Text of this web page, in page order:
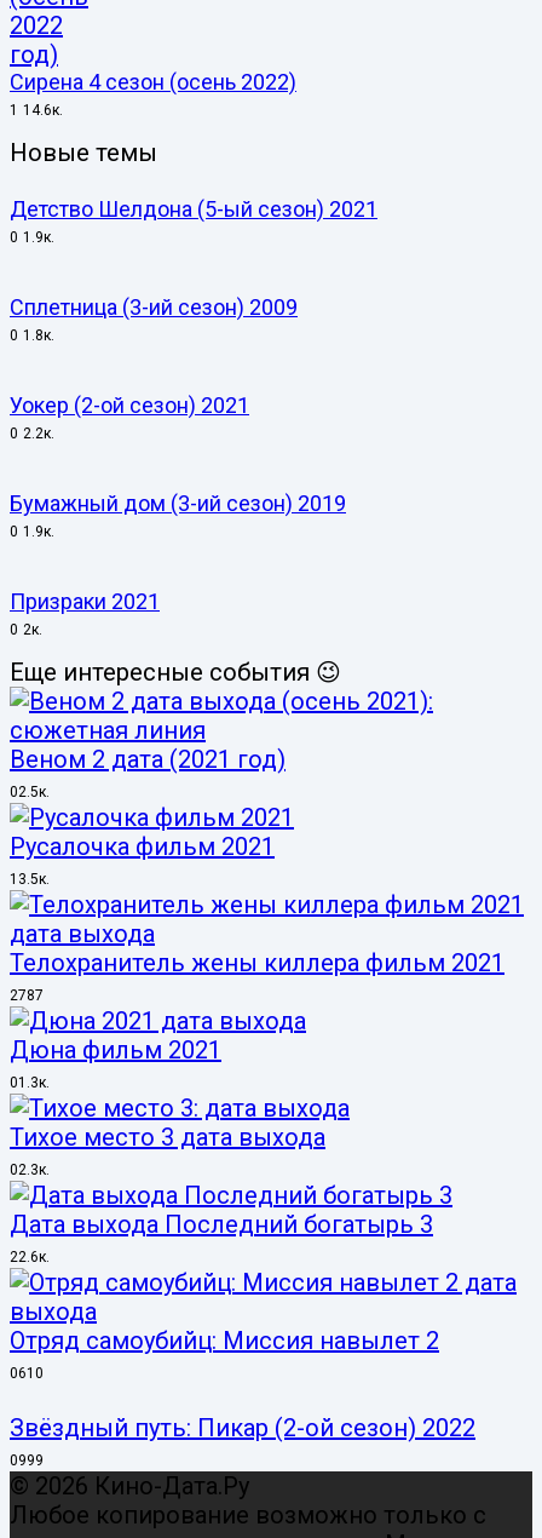
Сирена 4 сезон (осень 2022)
1 14.6к.
Новые темы
Детство Шелдона (5-ый сезон) 2021
0 1.9к.
Сплетница (3-ий сезон) 2009
0 1.8к.
Уокер (2-ой сезон) 2021
0 2.2к.
Бумажный дом (3-ий сезон) 2019
0 1.9к.
Призраки 2021
0 2к.
Еще интересные события 😉
Веном 2 дата (2021 год)
02.5к.
Русалочка фильм 2021
1 3.5к.
Телохранитель жены киллера фильм 2021
2787
Дюна фильм 2021
01.3к.
Тихое место 3 дата выхода
02.3к.
Дата выхода Последний богатырь 3
22.6к.
Отряд самоубийц: Миссия навылет 2
0610
Звёздный путь: Пикар (2-ой сезон) 2022
0999
© 2026 Кино-Дата.Ру
Любое копирование возможно только с